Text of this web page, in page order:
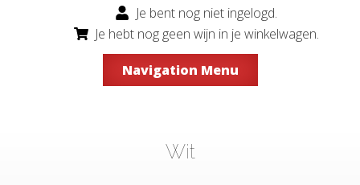
Je bent nog niet ingelogd.
Je hebt nog geen wijn in je winkelwagen.
Navigation Menu
Wit